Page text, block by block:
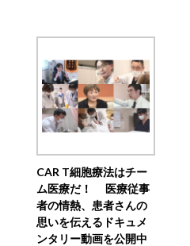
CAR T細胞療法はチー
ム医療だ！ 医療従事
者の情熱、患者さんの
思いを伝えるドキュメ
ンタリー動画を公開中